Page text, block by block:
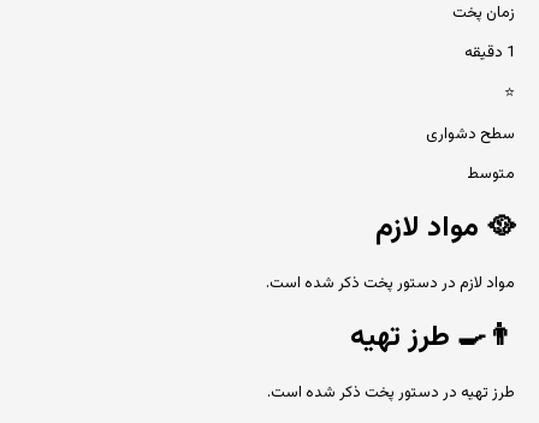
زمان پخت
1 دقیقه
⭐
سطح دشواری
متوسط
🥘 مواد لازم
مواد لازم در دستور پخت ذکر شده است.
👨‍🍳 طرز تهیه
طرز تهیه در دستور پخت ذکر شده است.